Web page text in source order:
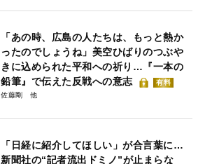
「あの時、広島の人たちは、もっと熱か
ったのでしょうね」美空ひばりのつぶや
きに込められた平和への祈り…『一本の
鉛筆』で伝えた反戦への意志
有料
佐藤剛
「日経に紹介してほしい」が合言葉に…
新聞社の“記者流出ドミノ”が止まらな